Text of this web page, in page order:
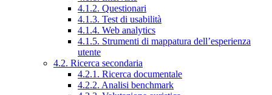
4.1.2. Questionari
4.1.3. Test di usabilità
4.1.4. Web analytics
4.1.5. Strumenti di mappatura dell’esperienza
utente
4.2. Ricerca secondaria
4.2.1. Ricerca documentale
4.2.2. Analisi benchmark